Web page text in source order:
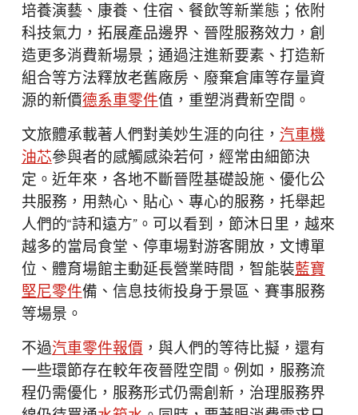
培養演藝、康養、住宿、餐飲等新業態；依附
科技氣力，拓展產品邊界、晉陞服務效力，創
造更多消費新場景；通過注進新要素、打造新
組合等方法釋放老舊廠房、廢棄倉庫等存量資
源的新價德系車零件值，重塑消費新空間。
文旅體承載著人們對美妙生涯的向往，汽車機
油芯參與者的感觸感染若何，經常由細節決
定。近年來，各地不斷晉陞基礎設施、優化公
共服務，用熱心、貼心、專心的服務，托舉起
人們的“詩和遠方”。可以看到，節沐日里，越來
越多的當局食堂、停車場對游客開放，文博單
位、體育場館主動延長營業時間，智能裝藍寶
堅尼零件備、信息技術投身于景區、賽事服務
等場景。
不過汽車零件報價，與人們的等待比擬，還有
一些環節存在較年夜晉陞空間。例如，服務流
程仍需優化，服務形式仍需創新，治理服務界